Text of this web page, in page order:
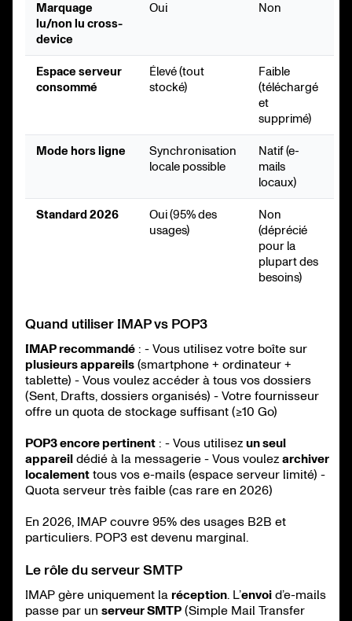
Marquage
lu/non lu cross-
device
Oui Non
Espace serveur
consommé
Élevé (tout
stocké)
Faible
(téléchargé
et
supprimé)
Mode hors ligne
Synchronisation
locale possible
Natif (e-
mails
locaux)
Standard 2026
Oui (95% des
usages)
Non
(déprécié
pour la
plupart des
besoins)
Quand utiliser IMAP vs POP3
IMAP recommandé : - Vous utilisez votre boîte sur
plusieurs appareils (smartphone + ordinateur +
tablette) - Vous voulez accéder à tous vos dossiers
(Sent, Drafts, dossiers organisés) - Votre fournisseur
offre un quota de stockage suffisant (≥10 Go)
POP3 encore pertinent : - Vous utilisez un seul
appareil dédié à la messagerie - Vous voulez archiver
localement tous vos e-mails (espace serveur limité) -
Quota serveur très faible (cas rare en 2026)
En 2026, IMAP couvre 95% des usages B2B et
particuliers. POP3 est devenu marginal.
Le rôle du serveur SMTP
IMAP gère uniquement la réception. L’envoi d’e-mails
passe par un serveur SMTP (Simple Mail Transfer